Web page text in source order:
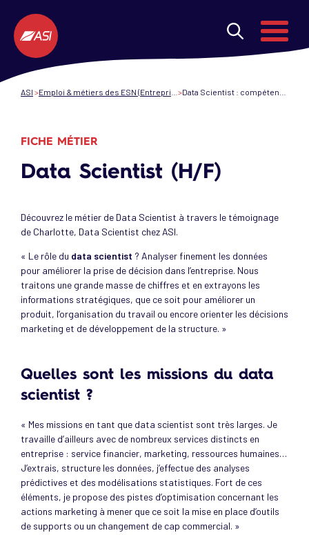
Menu
ASI
FICHE MÉTIER
Data Scientist (H/F)
Découvrez le métier de Data Scientist à travers le témoignage
de Charlotte, Data Scientist chez ASI.
« Le rôle du data scientist ? Analyser finement les données
pour améliorer la prise de décision dans l’entreprise. Nous
traitons une grande masse de chiffres et en extrayons les
informations stratégiques, que ce soit pour améliorer un
produit, l’organisation du travail ou encore orienter les décisions
marketing et de développement de la structure. »
Quelles sont les missions du data
scientist ?
« Mes missions en tant que data scientist sont très larges. Je
travaille d’ailleurs avec de nombreux services distincts en
entreprise : service financier, marketing, ressources humaines…
J’extrais, structure les données, j’effectue des analyses
prédictives et des modélisations statistiques. Fort de ces
éléments, je propose des pistes d’optimisation concernant les
actions marketing à mener que ce soit la mise en place d’outils
de supports ou un changement de cap commercial. »